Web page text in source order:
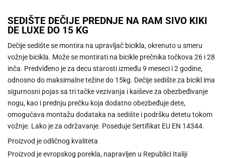
SEDIŠTE DEČIJE PREDNJE NA RAM SIVO KIKI
DE LUXE DO 15 KG
Dečije sedište se montira na upravljač bicikla, okrenuto u smeru
vožnje bicikla. Može se montirati na bicikle prečnika točkova 26 i 28
inča. Predviđeno je za decu starosti između 9 meseci i 2 godine,
odnosno do maksimalne težine do 15kg. Dečije sedište za bicikl ima
sigurnosni pojas sa tri tačke vezivanja i kaiševe za obezbeđivanje
nogu, kao i prednju prečku koja dodatno obezbeđuje dete,
omogućava montažu dodataka na sedište i podršku detetu tokom
vožnje. Lako je za održavanje. Poseduje Sertifikat EU EN 14344.
Proizvod je odličnog kvaliteta
Proizvod je evropskog porekla, napravljen u Republici Italiji